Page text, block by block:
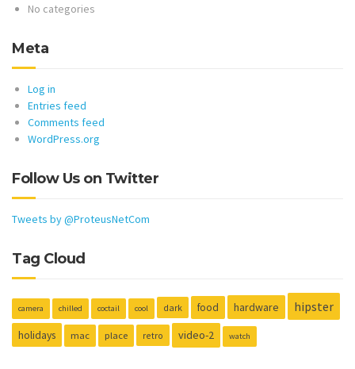
No categories
Meta
Log in
Entries feed
Comments feed
WordPress.org
Follow Us on Twitter
Tweets by @ProteusNetCom
Tag Cloud
camera chilled coctail cool dark food hardware hipster
holidays mac place retro video-2 watch